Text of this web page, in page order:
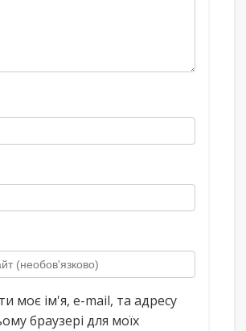
моє ім'я, e-mail, та адресу
браузері для моїх